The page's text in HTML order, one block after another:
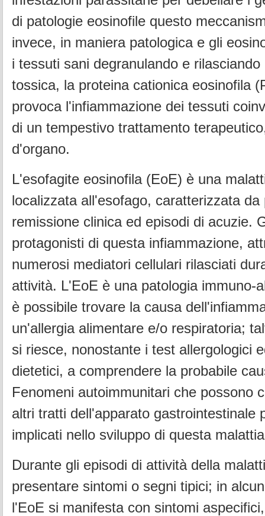
di patologie eosinofile questo
invece, in maniera patologica e gli
i tessuti sani degranulando e
tossica, la proteina cationica eosinofila
provoca l'infiammazione dei tessuti
di un tempestivo trattamento
d'organo.
L'esofagite eosinofila (EoE) è una
localizzata all'esofago, caratterizzata da
remissione clinica ed episodi di acuzie.
protagonisti di questa infiammazione,
numerosi mediatori cellulari rilasciati
attività. L'EoE è una patologia immuno-
è possibile trovare la causa
un'allergia alimentare e/o respiratoria;
si riesce, nonostante i test allergologici
dietetici, a comprendere la probabile
Fenomeni autoimmunitari che possono
altri tratti dell'apparato gastrointestinale
implicati nello sviluppo di questa
Durante gli episodi di attività della
presentare sintomi o segni tipici; in
l'EoE si manifesta con sintomi